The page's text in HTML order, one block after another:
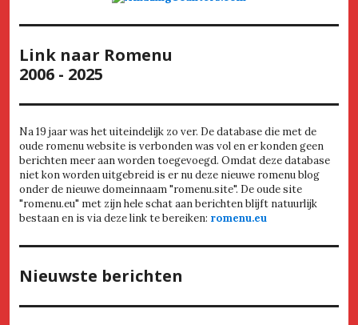
Link naar Romenu
2006 - 2025
Na 19 jaar was het uiteindelijk zo ver. De database die met de
oude romenu website is verbonden was vol en er konden geen
berichten meer aan worden toegevoegd. Omdat deze database
niet kon worden uitgebreid is er nu deze nieuwe romenu blog
onder de nieuwe domeinnaam "romenu.site". De oude site
"romenu.eu" met zijn hele schat aan berichten blijft natuurlijk
bestaan en is via deze link te bereiken: romenu.eu
Nieuwste berichten